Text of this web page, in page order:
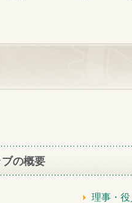
の概要
理事・